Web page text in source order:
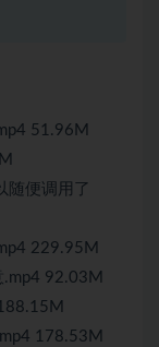
51.96M
随便调用了
229.95M
92.03M
178.53M